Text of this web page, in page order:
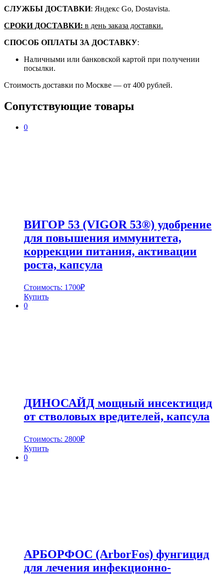
СЛУЖБЫ ДОСТАВКИ: Яндекс Go, Dostavista.
СРОКИ ДОСТАВКИ: в день заказа доставки.
СПОСОБ ОПЛАТЫ ЗА ДОСТАВКУ:
Наличными или банковской картой при получении
посылки.
Стоимость доставки по Москве — от 400 рублей.
Сопутствующие товары
0
ВИГОР 53 (VIGOR 53®) удобрение
для повышения иммунитета,
коррекции питания, активации
роста, капсула
Стоимость: 1700₽
Купить
0
ДИНОСАЙД мощный инсектицид
от стволовых вредителей, капсула
Стоимость: 2800₽
Купить
0
АРБОРФОС (ArborFos) фунгицид
для лечения инфекционно-